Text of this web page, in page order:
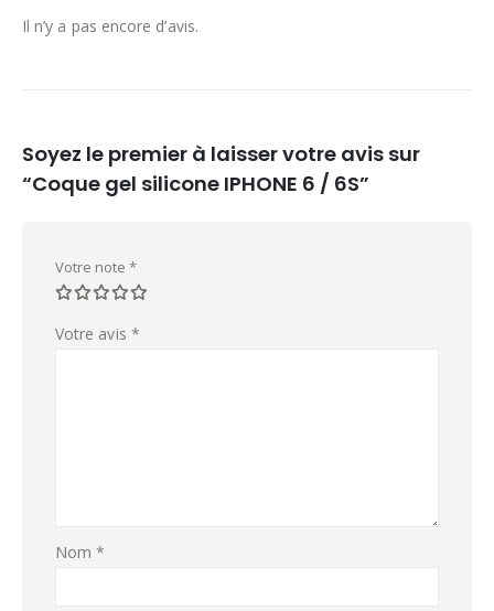
Il n’y a pas encore d’avis.
Soyez le premier à laisser votre avis sur
“Coque gel silicone IPHONE 6 / 6S”
Votre note *
Votre avis *
Nom*